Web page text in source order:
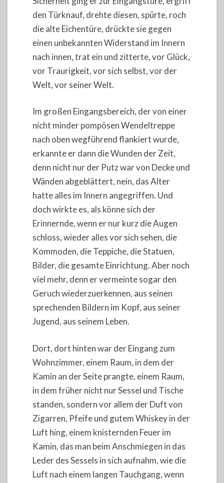
den Türknauf, drehte diesen, spürte, roch
die alte Eichentüre, drückte sie gegen
einen unbekannten Widerstand im Innern
nach innen, trat ein und zitterte, vor Glück,
vor Traurigkeit, vor sich selbst, vor der
Welt, vor seiner Welt.
Im großen Eingangsbereich, der von einer
nicht minder pompösen Wendeltreppe
nach oben wegführend flankiert wurde,
erkannte er dann die Wunden der Zeit,
denn nicht nur der Putz war von Decke und
Wänden abgeblättert, nein, das Alter
hatte alles im Innern angegriffen. Und
doch wirkte es, als könne sich der
Erinnernde, wenn er nur kurz die Augen
schloss, wieder alles vor sich sehen, die
Kommoden, die Teppiche, die Statuen,
Bilder, die gesamte Einrichtung. Aber noch
viel mehr, denn er vermeinte sogar den
Geruch wiederzuerkennen, aus seinen
sprechenden Bildern im Kopf, aus seiner
Jugend, aus seinem Leben.
Dort, dort hinten war der Eingang zum
Wohnzimmer, einem Raum, in dem der
Kamin an der Seite prangte, einem Raum,
in dem früher nicht nur Sessel und Tische
standen, sondern vor allem der Duft von
Zigarren, Pfeife und gutem Whiskey in der
Luft hing, einem knisternden Feuer im
Kamin, das man beim Anschmiegen in das
Leder des Sessels in sich aufnahm, wie die
Luft nach einem langen Tauchgang, wenn